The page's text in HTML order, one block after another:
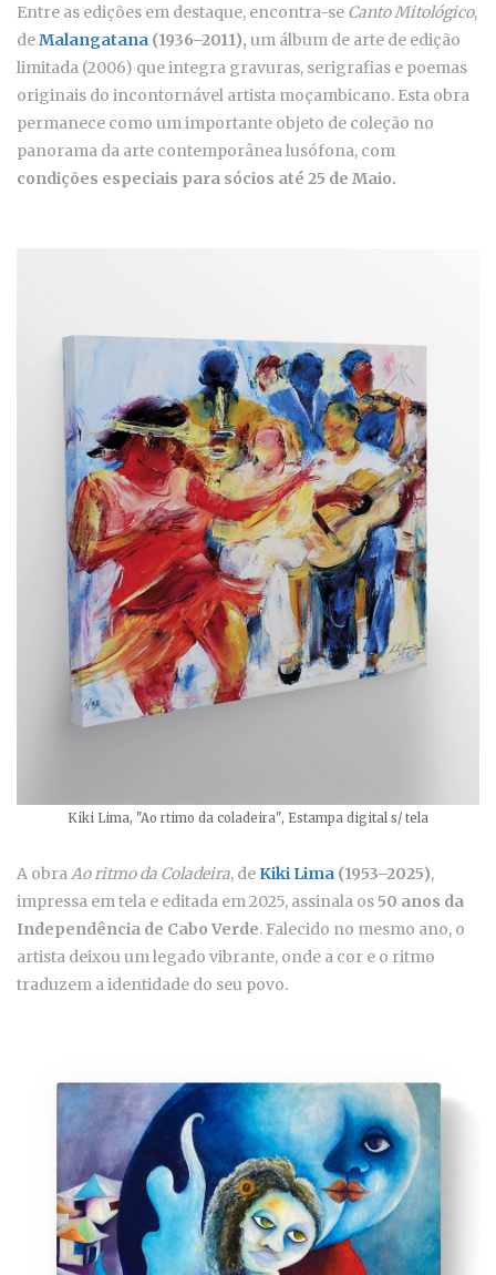
Entre as edições em destaque, encontra-se Canto Mitológico,
deMalangatana (1936–2011), um álbum de arte de edição
limitada (2006) que integra gravuras, serigrafias e poemas
originais do incontornável artista moçambicano. Esta obra
permanece como um importante objeto de coleção no
panorama da arte contemporânea lusófona, com
condições especiais para sócios até 25 de Maio.
Kiki Lima, "Ao rtimo da coladeira", Estampa digital s/ tela
A obraAo ritmo da Coladeira, de Kiki Lima (1953–2025),
impressa em tela e editada em 2025, assinala os50 anos da
Independência de Cabo Verde. Falecido no mesmo ano, o
artista deixou um legado vibrante, onde a cor e o ritmo
traduzem a identidade do seu povo.